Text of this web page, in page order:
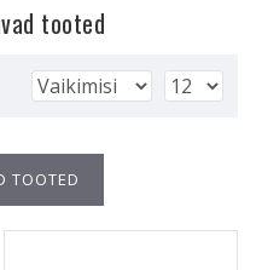
tooted
TOOTED